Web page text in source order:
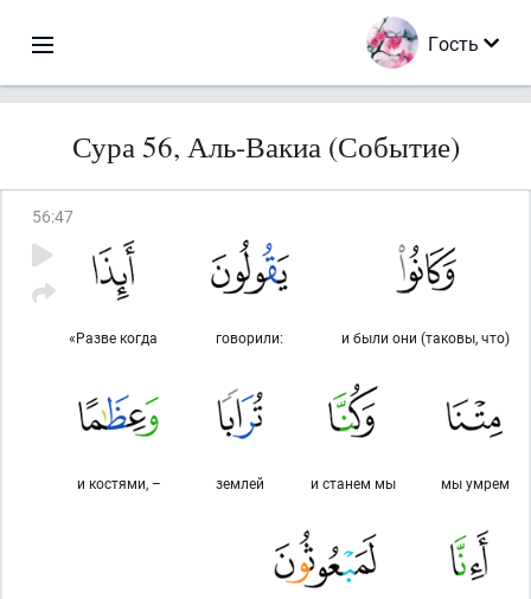
Гость
Сура 56, Аль-Вакиа (Событие)
56:47
и были они (таковы, что)
говорили:
«Разве когда
мы умрем
и станем мы
землей
и костями, –